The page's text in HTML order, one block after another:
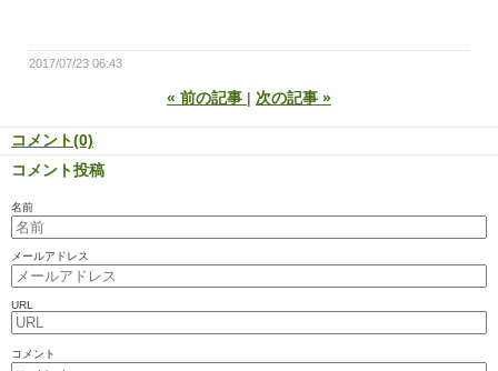
2017/07/23 06:43
« 前の記事 次の記事 »
コメント(0)
コメント投稿
名前
メールアドレス
URL
コメント